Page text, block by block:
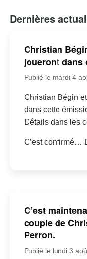
Dernières
Christian
joueront dans
Publié le mardi 4
Christian Bégin
dans cette
Détails dans les
C’est confirmé…
C’est
couple de
Perron.
Publié le lundi 3